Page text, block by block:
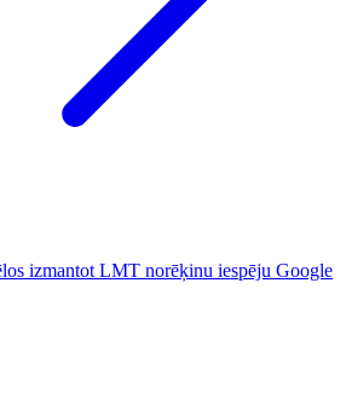
izmantot LMT norēķinu iespēju Google